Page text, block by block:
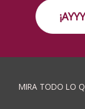
MIRA TODO LO